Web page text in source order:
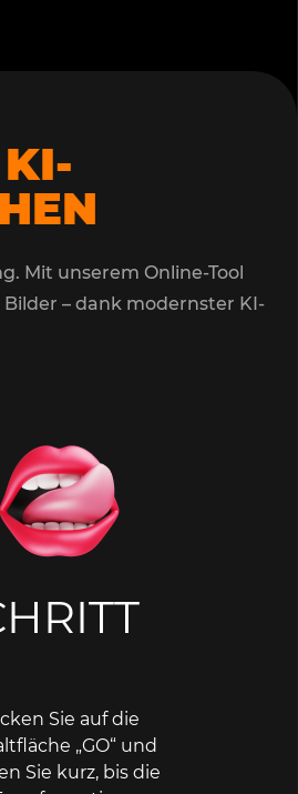
Mit unserem Online-Tool
– dank modernster KI-
Sie auf die
„GO“ und
Sie kurz, bis die